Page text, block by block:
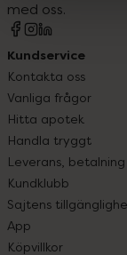
med oss.
Kundservice
Kontakta oss
Vanliga frågor
Hitta apotek
Handla tryggt
Leverans,
Kundklubb
Sajtens
App
Köpvillkor